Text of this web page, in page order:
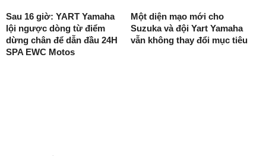
Sau 16 giờ: YART Yamaha
lội ngược dòng từ điểm
dừng chân để dẫn đầu 24H
SPA EWC Motos
Một diện mạo mới cho
Suzuka và đội Yart Yamaha
vẫn không thay đổi mục tiêu